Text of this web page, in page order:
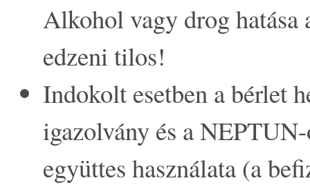
Alkohol vagy drog hatása
edzeni tilos!
Indokolt esetben a bérlet
igazolvány és a
együttes használata (a